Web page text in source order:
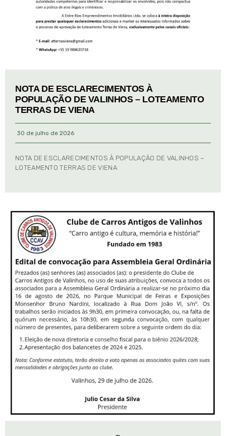
NOTA DE ESCLARECIMENTOS À
POPULAÇÃO DE VALINHOS – LOTEAMENTO
TERRAS DE VIENA
30 de julho de 2026
NOTA DE ESCLARECIMENTOS À POPULAÇÃO DE VALINHOS –
LOTEAMENTO TERRAS DE VIENA